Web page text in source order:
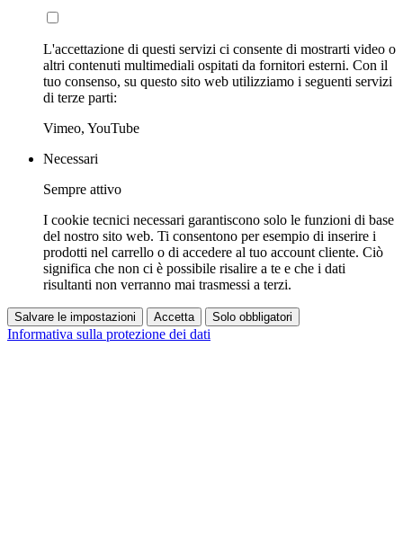
L'accettazione di questi servizi ci consente di mostrarti video o
altri contenuti multimediali ospitati da fornitori esterni. Con il
tuo consenso, su questo sito web utilizziamo i seguenti servizi
di terze parti:
Vimeo, YouTube
Necessari
Sempre attivo
I cookie tecnici necessari garantiscono solo le funzioni di base
del nostro sito web. Ti consentono per esempio di inserire i
prodotti nel carrello o di accedere al tuo account cliente. Ciò
significa che non ci è possibile risalire a te e che i dati
risultanti non verranno mai trasmessi a terzi.
Salvare le impostazioni Accetta Solo obbligatori
Informativa sulla protezione dei dati